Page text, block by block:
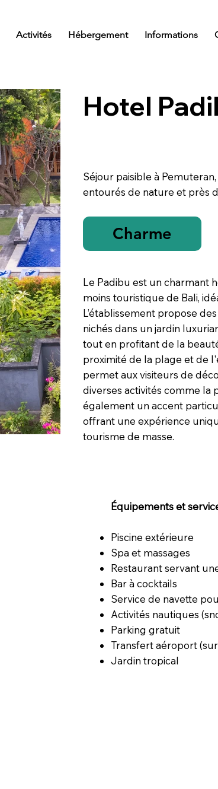
Activités Hébergement Informations
Hotel
Séjour paisible à
entourés de nature et près
Charme
Le Padibu est un charmant
moins touristique de Bali,
L’établissement propose
nichés dans un jardin
tout en profitant de la
proximité de la plage et de
permet aux visiteurs de
diverses activités comme la
également un accent
offrant une expérience
tourisme de masse.
Équipements et
Piscine extérieure
Spa et massages
Restaurant servant
Bar à cocktails
Service de navette
Activités nautiques
Parking gratuit
Transfert aéroport
Jardin tropical